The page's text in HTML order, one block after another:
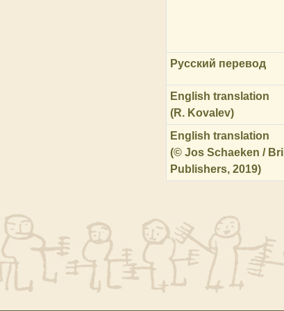
Русский перевод
English translation
(R. Kovalev)
English translation
(© Jos Schaeken / Brill
Publishers, 2019)